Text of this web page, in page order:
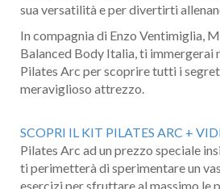
sua versatilità e per divertirti
In compagnia di Enzo Ventimiglia,
Balanced Body Italia, ti immergerai
Pilates Arc per scoprire tutti i
meraviglioso attrezzo.
SCOPRI IL KIT PILATES ARC +
Pilates Arc ad un prezzo speciale
ti perimetterà di sperimentare un
esercizi per sfruttare al massimo le